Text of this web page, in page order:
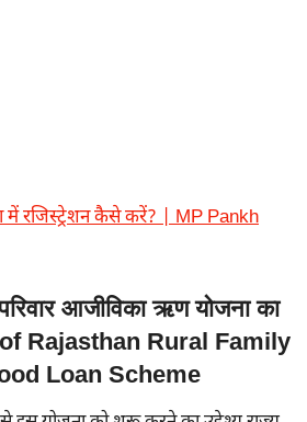
में रजिस्ट्रेशन कैसे करें? | MP Pankh
आजीविका ऋण योजना का
of Rajasthan Rural Family
Loan Scheme